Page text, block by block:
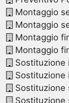
Montaggio
Montaggio
Montaggio
Montaggio
Sostituzione
Sostituzione
Sostituzione
Sostituzione